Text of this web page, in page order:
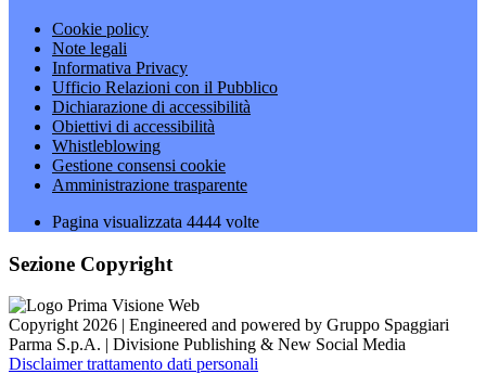
Cookie policy
Note legali
Informativa Privacy
Ufficio Relazioni con il Pubblico
Dichiarazione di accessibilità
Obiettivi di accessibilità
Whistleblowing
Gestione consensi cookie
Amministrazione trasparente
Pagina visualizzata 4444 volte
Sezione Copyright
Copyright 2026 | Engineered and powered by Gruppo Spaggiari
Parma S.p.A. | Divisione Publishing & New Social Media
Disclaimer trattamento dati personali